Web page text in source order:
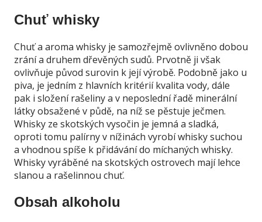
Chuť whisky
Chuť a aroma whisky je samozřejmě ovlivněno dobou
zrání a druhem dřevěných sudů. Prvotně ji však
ovlivňuje původ surovin k její výrobě. Podobně jako u
piva, je jedním z hlavních kritérií kvalita vody, dále
pak i složení rašeliny a v neposlední řadě minerální
látky obsažené v půdě, na níž se pěstuje ječmen.
Whisky ze skotských vysočin je jemná a sladká,
oproti tomu palírny v nížinách vyrobí whisky suchou
a vhodnou spíše k přidávání do míchaných whisky.
Whisky vyráběné na skotských ostrovech mají lehce
slanou a rašelinnou chuť.
Obsah alkoholu